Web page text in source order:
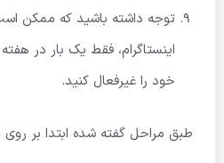
توجه داشته باشید که ممکن
اینستاگرام، فقط یک بار در
خود را غیرفعال کنید.
طبق مراحل گفته شده ابتدا بر روی Edit Profile می زنیم.